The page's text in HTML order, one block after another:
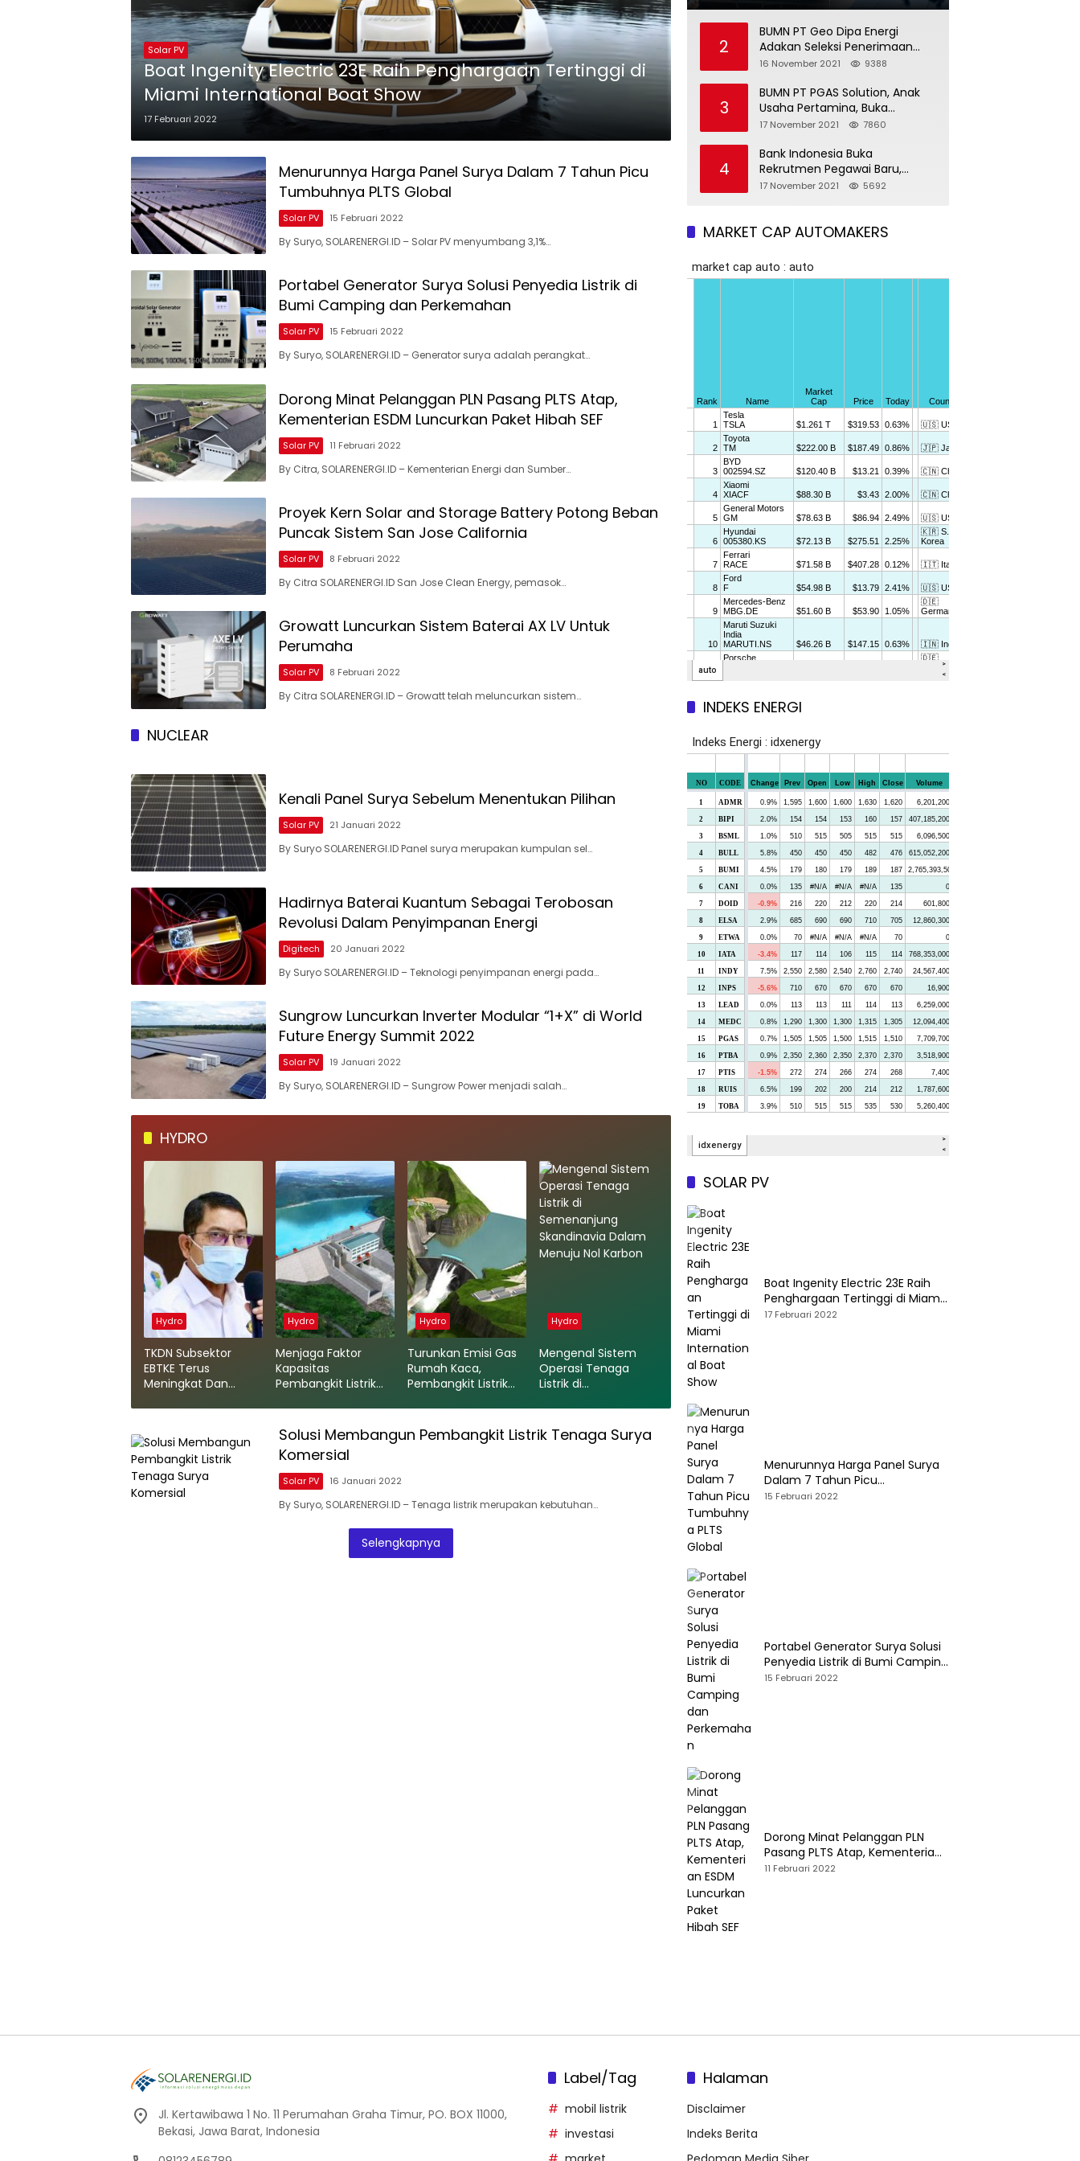
Solar PV
Boat Ingenity Electric 23E Raih Penghargaan Tertinggi di
Miami International Boat Show
17 Februari 2022
Menurunnya Harga Panel Surya Dalam 7 Tahun Picu
Tumbuhnya PLTS Global
Solar PV 15 Februari 2022
By Suryo, SOLARENERGI.ID – Solar PV menyumbang 3,1%…
Portabel Generator Surya Solusi Penyedia Listrik di
Bumi Camping dan Perkemahan
Solar PV 15 Februari 2022
By Suryo, SOLARENERGI.ID – Generator surya adalah perangkat…
Dorong Minat Pelanggan PLN Pasang PLTS Atap,
Kementerian ESDM Luncurkan Paket Hibah SEF
Solar PV 11 Februari 2022
By Citra, SOLARENERGI.ID – Kementerian Energi dan Sumber…
Proyek Kern Solar and Storage Battery Potong Beban
Puncak Sistem San Jose California
Solar PV 8 Februari 2022
By Citra SOLARENERGI.ID San Jose Clean Energy, pemasok…
Growatt Luncurkan Sistem Baterai AX LV Untuk
Perumaha
Solar PV 8 Februari 2022
By Citra SOLARENERGI.ID – Growatt telah meluncurkan sistem…
NUCLEAR
Kenali Panel Surya Sebelum Menentukan Pilihan
Solar PV 21 Januari 2022
By Suryo SOLARENERGI.ID Panel surya merupakan kumpulan sel…
Hadirnya Baterai Kuantum Sebagai Terobosan
Revolusi Dalam Penyimpanan Energi
Digitech 20 Januari 2022
By Suryo SOLARENERGI.ID – Teknologi penyimpanan energi pada…
Sungrow Luncurkan Inverter Modular “1+X” di World
Future Energy Summit 2022
Solar PV 19 Januari 2022
By Suryo, SOLARENERGI.ID – Sungrow Power menjadi salah…
HYDRO
Hydro
TKDN Subsektor
EBTKE Terus
Meningkat Dan
PLTS di Tahun 2022
Hydro
Menjaga Faktor
Kapasitas
Pembangkit Listrik
Memelihara Daerah
Tangkapan Air
Hydro
Turunkan Emisi Gas
Rumah Kaca,
Pembangkit Listrik
Kedua di Dunia
Beroperasi di Cina
Tahun 2021
Hydro
Mengenal Sistem
Operasi Tenaga
Listrik di
Skandinavia Dalam
Menuju Nol Karbon
Solusi Membangun Pembangkit Listrik Tenaga Surya
Komersial
Solar PV 16 Januari 2022
By Suryo, SOLARENERGI.ID – Tenaga listrik merupakan kebutuhan…
Selengkapnya
2
BUMN PT Geo Dipa Energi
Adakan Seleksi Penerimaan
Pegawai Baru
16 November 2021 9388
3
BUMN PT PGAS Solution, Anak
Usaha Pertamina, Buka
Rekrutmen Pegawai Baru
17 November 2021 7860
4
Bank Indonesia Buka
Rekrutmen Pegawai Baru,
Tersedia 37 Posisi
17 November 2021 5692
MARKET CAP AUTOMAKERS
INDEKS ENERGI
SOLAR PV
Boat Ingenity Electric 23E Raih
Penghargaan Tertinggi di Miami
International Boat Show
17 Februari 2022
Menurunnya Harga Panel Surya
Dalam 7 Tahun Picu
Tumbuhnya PLTS Global
15 Februari 2022
Portabel Generator Surya Solusi
Penyedia Listrik di Bumi Camping
dan Perkemahan
15 Februari 2022
Dorong Minat Pelanggan PLN
Pasang PLTS Atap, Kementerian
ESDM Luncurkan Paket Hibah SEF
11 Februari 2022
Jl. Kertawibawa 1 No. 11 Perumahan Graha Timur, PO. BOX 11000,
Bekasi, Jawa Barat, Indonesia
Label/Tag
mobil listrik
investasi
Halaman
Disclaimer
Indeks Berita